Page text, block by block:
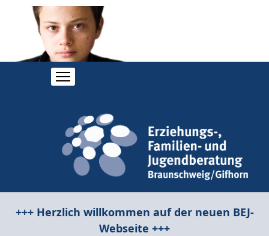
+++ Herzlich willkommen auf der neuen BEJ-
Webseite +++